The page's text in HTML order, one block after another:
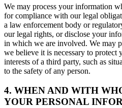
We may process your information
for compliance with our legal
a law enforcement body or
our legal rights, or disclose your
in which we are involved. We may
we believe it is necessary to protect
interests of a third party, such as
to the safety of any person.
4. WHEN AND WITH
YOUR PERSONAL